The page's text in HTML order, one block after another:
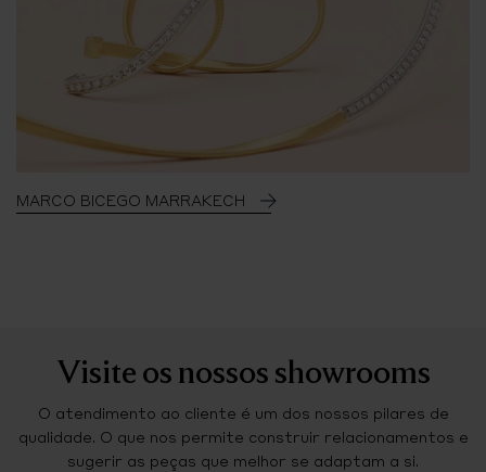
MARCO BICEGO MARRAKECH
Visite os nossos showrooms
O atendimento ao cliente é um dos nossos pilares de
qualidade. O que nos permite construir relacionamentos e
sugerir as peças que melhor se adaptam a si.